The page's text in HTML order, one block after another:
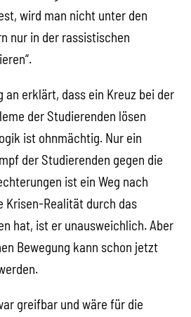
wird man nicht unter den
nur in der rassistischen
an erklärt, dass ein Kreuz bei der
der Studierenden lösen
ist ohnmächtig. Nur ein
der Studierenden gegen die
ist ein Weg nach
Krisen-Realität durch das
hat, ist er unausweichlich. Aber
Bewegung kann schon jetzt
greifbar und wäre für die